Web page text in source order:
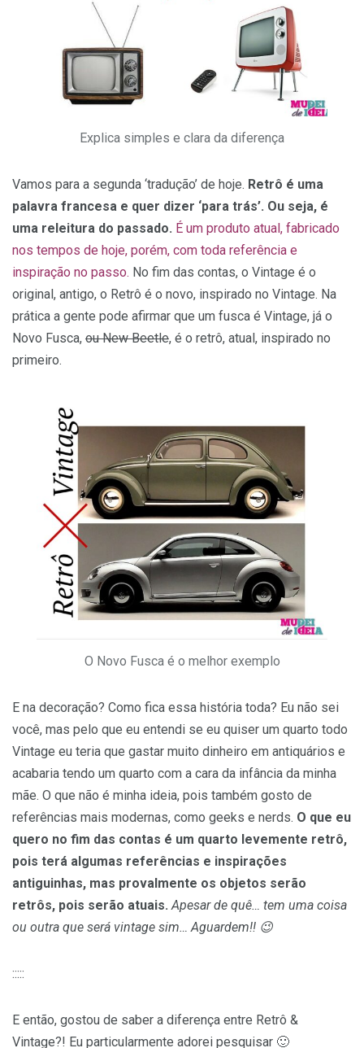
Explica simples e clara da diferença
Vamos para a segunda ‘tradução’ de hoje. Retrô é uma
palavra francesa e quer dizer ‘para trás’. Ou seja, é
uma releitura do passado. É um produto atual, fabricado
nos tempos de hoje, porém, com toda referência e
inspiração no passo. No fim das contas, o Vintage é o
original, antigo, o Retrô é o novo, inspirado no Vintage. Na
prática a gente pode afirmar que um fusca é Vintage, já o
Novo Fusca, ou New Beetle, é o retrô, atual, inspirado no
primeiro.
O Novo Fusca é o melhor exemplo
E na decoração? Como fica essa história toda? Eu não sei
você, mas pelo que eu entendi se eu quiser um quarto todo
Vintage eu teria que gastar muito dinheiro em antiquários e
acabaria tendo um quarto com a cara da infância da minha
mãe. O que não é minha ideia, pois também gosto de
referências mais modernas, como geeks e nerds. O que eu
quero no fim das contas é um quarto levemente retrô,
pois terá algumas referências e inspirações
antiguinhas, mas provalmente os objetos serão
retrôs, pois serão atuais. Apesar de quê… tem uma coisa
ou outra que será vintage sim… Aguardem!! 😉
:::::
E então, gostou de saber a diferença entre Retrô &
Vintage?! Eu particularmente adorei pesquisar 🙂